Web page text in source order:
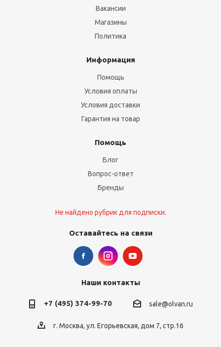
Вакансии
Магазины
Политика
Информация
Помощь
Условия оплаты
Условия доставки
Гарантия на товар
Помощь
Блог
Вопрос-ответ
Бренды
Не найдено рубрик для подписки.
Оставайтесь на связи
Наши контакты
+7 (495) 374-99-70 sale@olvan.ru
г. Москва, ул. Егорьевская, дом 7, стр.16